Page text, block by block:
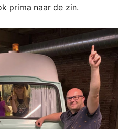
prima naar de zin.